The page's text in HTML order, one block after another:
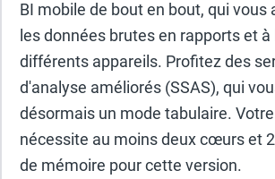
BI mobile de bout en bout, qui vous
les données brutes en rapports et
différents appareils. Profitez des
d'analyse améliorés (SSAS), qui
désormais un mode tabulaire.
nécessite au moins deux cœurs et 2
de mémoire pour cette version.